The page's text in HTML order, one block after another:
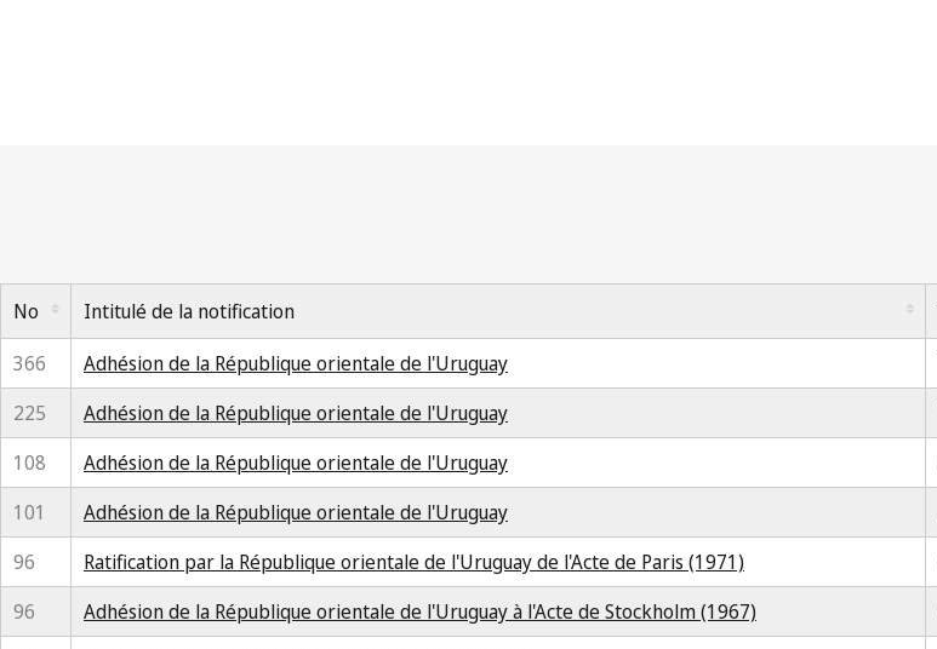
No Intitulé de la notification
366
Adhésion de la République orientale de l'Uruguay
225
Adhésion de la République orientale de l'Uruguay
108
Adhésion de la République orientale de l'Uruguay
101
Adhésion de la République orientale de l'Uruguay
96
Ratification par la République orientale de l'Uruguay de l'Acte de Paris (1971)
96
Adhésion de la République orientale de l'Uruguay à l'Acte de Stockholm (1967)